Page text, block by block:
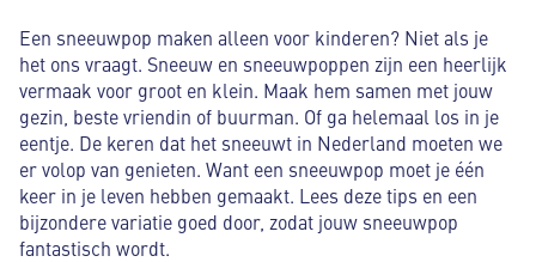
Een sneeuwpop maken alleen voor kinderen? Niet als je
het ons vraagt. Sneeuw en sneeuwpoppen zijn een heerlijk
vermaak voor groot en klein. Maak hem samen met jouw
gezin, beste vriendin of buurman. Of ga helemaal los in je
eentje. De keren dat het sneeuwt in Nederland moeten we
er volop van genieten. Want een sneeuwpop moet je één
keer in je leven hebben gemaakt. Lees deze tips en een
bijzondere variatie goed door, zodat jouw sneeuwpop
fantastisch wordt.